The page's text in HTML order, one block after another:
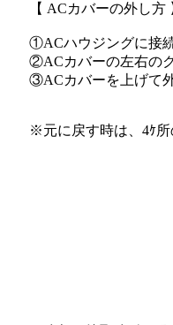
【 ACカバーの外し方
①ACハウジングに接
②ACカバーの左右の
③ACカバーを上げて
※元に戻す時は、4ｹ